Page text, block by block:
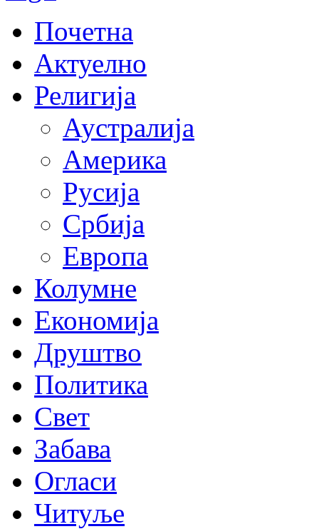
Почетна
Актуелно
Религија
Аустралија
Америка
Русија
Србија
Европа
Колумне
Економија
Друштво
Политика
Свет
Забава
Огласи
Читуље